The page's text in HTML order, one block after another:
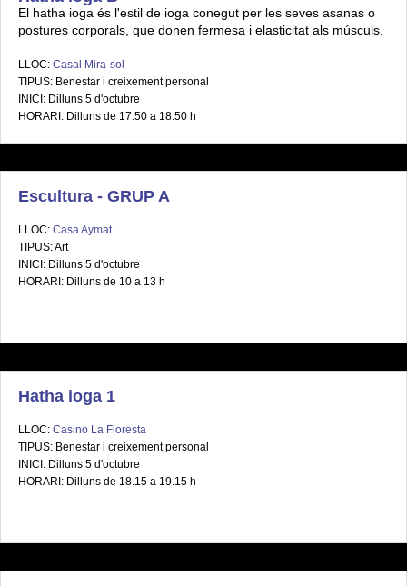
El hatha ioga és l'estil de ioga conegut per les seves asanas o
postures corporals, que donen fermesa i elasticitat als músculs.
LLOC: Casal Mira-sol
TIPUS: Benestar i creixement personal
INICI: Dilluns 5 d'octubre
HORARI: Dilluns de 17.50 a 18.50 h
Escultura - GRUP A
LLOC: Casa Aymat
TIPUS: Art
INICI: Dilluns 5 d'octubre
HORARI: Dilluns de 10 a 13 h
Hatha ioga 1
LLOC: Casino La Floresta
TIPUS: Benestar i creixement personal
INICI: Dilluns 5 d'octubre
HORARI: Dilluns de 18.15 a 19.15 h